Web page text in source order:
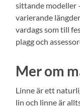
sittande modeller
varierande
vardags som till
plagg och
Mer om
Linne är ett
lin och linne är